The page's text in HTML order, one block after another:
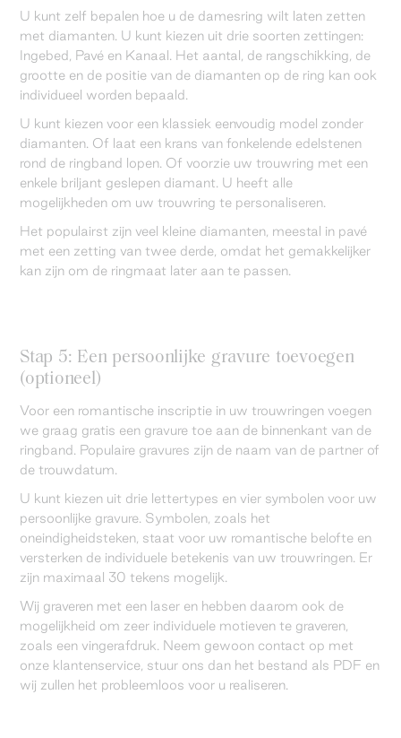
U kunt zelf bepalen hoe u de damesring wilt laten zetten
met diamanten. U kunt kiezen uit drie soorten zettingen:
Ingebed, Pavé en Kanaal. Het aantal, de rangschikking, de
grootte en de positie van de diamanten op de ring kan ook
individueel worden bepaald.
U kunt kiezen voor een klassiek eenvoudig model zonder
diamanten. Of laat een krans van fonkelende edelstenen
rond de ringband lopen. Of voorzie uw trouwring met een
enkele briljant geslepen diamant. U heeft alle
mogelijkheden om uw trouwring te personaliseren.
Het populairst zijn veel kleine diamanten, meestal in pavé
met een zetting van twee derde, omdat het gemakkelijker
kan zijn om de ringmaat later aan te passen.
Stap 5: Een persoonlijke gravure toevoegen
(optioneel)
Voor een romantische inscriptie in uw trouwringen voegen
we graag gratis een gravure toe aan de binnenkant van de
ringband. Populaire gravures zijn de naam van de partner of
de trouwdatum.
U kunt kiezen uit drie lettertypes en vier symbolen voor uw
persoonlijke gravure. Symbolen, zoals het
oneindigheidsteken, staat voor uw romantische belofte en
versterken de individuele betekenis van uw trouwringen. Er
zijn maximaal 30 tekens mogelijk.
Wij graveren met een laser en hebben daarom ook de
mogelijkheid om zeer individuele motieven te graveren,
zoals een vingerafdruk. Neem gewoon contact op met
onze klantenservice, stuur ons dan het bestand als PDF en
wij zullen het probleemloos voor u realiseren.